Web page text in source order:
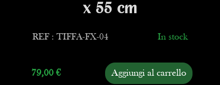
x 55 cm
REF : TIFFA-FX-04 In stock
79,00 € Aggiungi al carrello